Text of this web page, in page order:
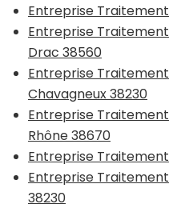
Entreprise Traitement
Entreprise
Drac 38560
Entreprise
Chavagneux 38230
Entreprise
Rhône 38670
Entreprise
Entreprise
38230